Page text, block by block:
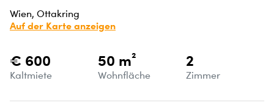
Wien, Ottakring
Auf der Karte anzeigen
€ 600
Kaltmiete
50 m²
Wohnfläche
2
Zimmer